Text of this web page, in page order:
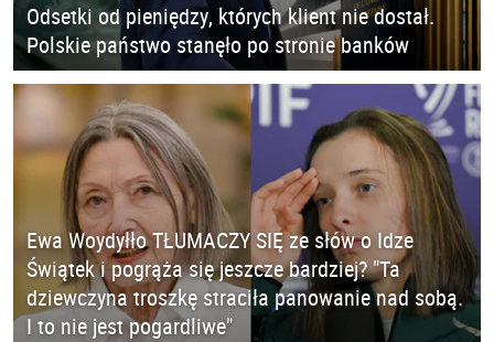
Odsetki od pieniędzy, których klient nie dostał.
Polskie państwo stanęło po stronie banków
Ewa Woydyłło TŁUMACZY SIĘ ze słów o Idze
Świątek i pogrąża się jeszcze bardziej? "Ta
dziewczyna troszkę straciła panowanie nad sobą.
I to nie jest pogardliwe"